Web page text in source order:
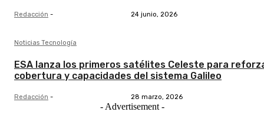
Redacción - 24 junio, 2026
Noticias Tecnología
ESA lanza los primeros satélites Celeste para
cobertura y capacidades del sistema Galileo
Redacción - 28 marzo, 2026
- Advertisement -